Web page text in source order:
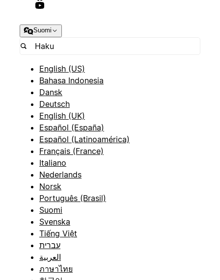
Suomi
English (US)
Bahasa Indonesia
Dansk
Deutsch
English (UK)
Español (España)
Español (Latinoamérica)
Français (France)
Italiano
Nederlands
Norsk
Português (Brasil)
Suomi
Svenska
Tiếng Việt
עברית
العربية
ภาษาไทย